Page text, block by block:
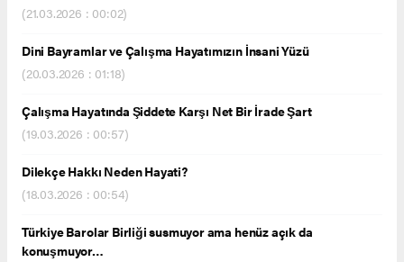
(21.03.2026 : 00:02)
Dini Bayramlar ve Çalışma Hayatımızın İnsani Yüzü
(20.03.2026 : 01:18)
Çalışma Hayatında Şiddete Karşı Net Bir İrade Şart
(19.03.2026 : 00:57)
Dilekçe Hakkı Neden Hayati?
(18.03.2026 : 00:54)
Türkiye Barolar Birliği susmuyor ama henüz açık da
konuşmuyor…